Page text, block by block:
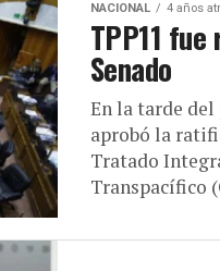
NACIONAL 4 años
TPP11
Senado
En la tarde del
aprobó la
Tratado
Transpacífico